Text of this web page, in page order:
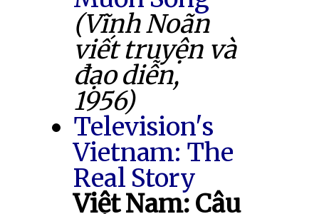
(Vĩnh Noãn
viết truyện và
đạo diễn,
1956)
Television's
Vietnam: The
Real Story
Việt Nam: Câu